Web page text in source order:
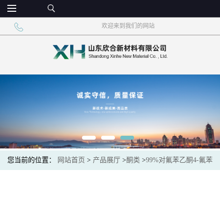
欢迎来到我们的网站
您当前的位置： 网站首页 > 产品展厅 >酮类 >99%对氟苯乙酮4-氟苯